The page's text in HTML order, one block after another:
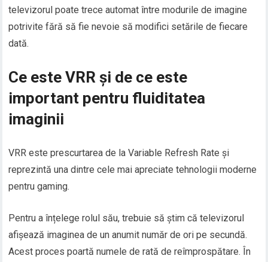
televizorul poate trece automat între modurile de imagine
potrivite fără să fie nevoie să modifici setările de fiecare
dată.
Ce este VRR și de ce este
important pentru fluiditatea
imaginii
VRR este prescurtarea de la Variable Refresh Rate și
reprezintă una dintre cele mai apreciate tehnologii moderne
pentru gaming.
Pentru a înțelege rolul său, trebuie să știm că televizorul
afișează imaginea de un anumit număr de ori pe secundă.
Acest proces poartă numele de rată de reîmprospătare. În